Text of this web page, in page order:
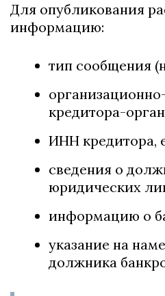
Для опубликования
информацию:
тип сообщения
кредитора-
ИНН кредитора,
сведения о
юридических
информацию о
указание на
должника